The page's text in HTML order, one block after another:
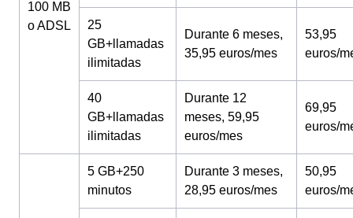
100 MB
o ADSL
25
GB+llamadas
ilimitadas
Durante 6 meses,
35,95 euros/mes
53,95
euros/
40
GB+llamadas
ilimitadas
Durante 12
meses, 59,95
euros/mes
69,95
euros/
5 GB+250
minutos
Durante 3 meses,
28,95 euros/mes
50,95
euros/